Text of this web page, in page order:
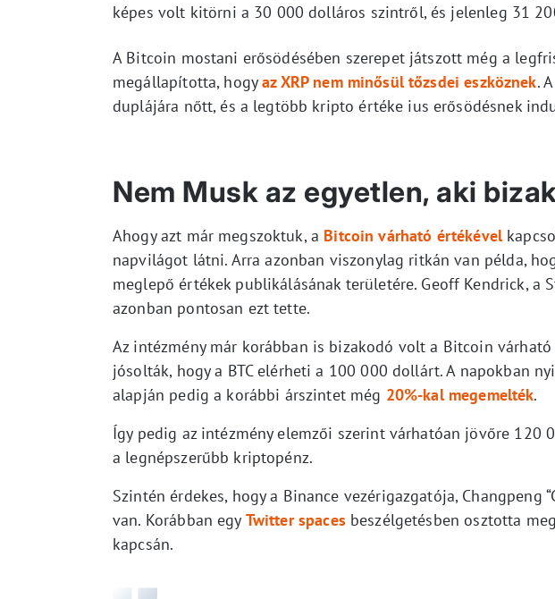
képes volt kitörni a 30 000 dolláros szintről, és jelenleg 31
A Bitcoin mostani erősödésében szerepet játszott még a
megállapította, hogyaz XRP nem minősül tőzsdei eszköznek.
duplájára nőtt, és a legtöbb kripto értéke ius erősödésnek
Nem Musk az egyetlen, aki
Ahogy azt már megszoktuk, a Bitcoin várható értékével
napvilágot látni. Arra azonban viszonylag ritkán van példa,
meglepő értékek publikálásának területére. Geoff Kendrick, a
azonban pontosan ezt tette.
Az intézmény már korábban is bizakodó volt a Bitcoin
jósolták, hogy a BTC elérheti a 100 000 dollárt. A napokban
alapján pedig a korábbi árszintet még 20%-kal megemelték.
Így pedig az intézmény elemzői szerint várhatóan jövőre 120
a legnépszerűbb kriptopénz.
Szintén érdekes, hogy a Binance vezérigazgatója, Changpeng
van. Korábban egy Twitter spaces beszélgetésben osztotta
kapcsán.